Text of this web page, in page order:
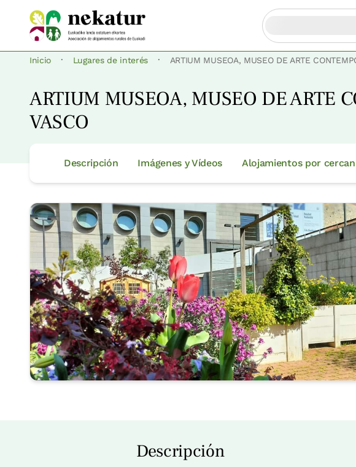
Inicio · Lugares de interés · ARTIUM MUSEOA, MUSEO DE ARTE
ARTIUM MUSEOA, MUSEO DE ARTE
VASCO
Descripción Imágenes y Vídeos Alojamientos por
Descripción